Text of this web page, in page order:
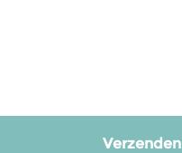
Verzenden